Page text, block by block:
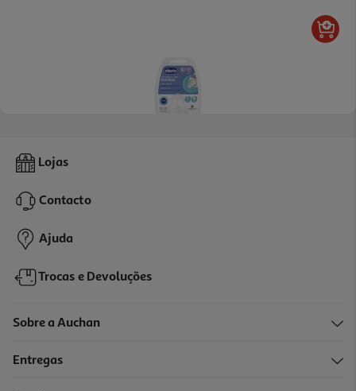
Tetina Chicco P5 Silicone Fluxo Rápido 4m+ 2un
9,99 €
Lojas
Contacto
Ajuda
Trocas e Devoluções
Sobre a Auchan
Entregas